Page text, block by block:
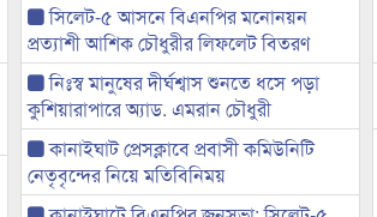
সিলেট-৫ আসনে বিএনপির মনোনয়ন
প্রত্যাশী আশিক চৌধুরীর লিফলেট বিতরণ
নিঃস্ব মানুষের দীর্ঘশ্বাস শুনতে ধসে পড়া
কুশিয়ারাপারে অ্যাড. এমরান চৌধুরী
কানাইঘাট প্রেসক্লাবে প্রবাসী কমিউনিটি
নেতৃবৃন্দের নিয়ে মতিবিনিময়